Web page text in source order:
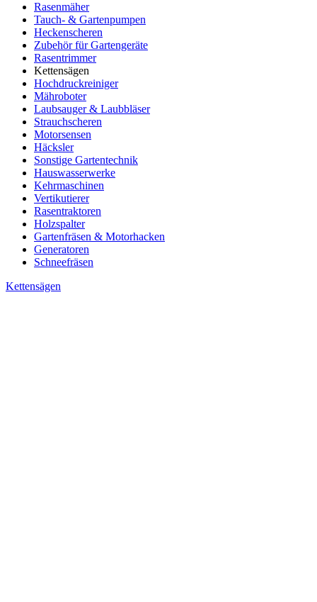
Rasenmäher
Tauch- & Gartenpumpen
Heckenscheren
Zubehör für Gartengeräte
Rasentrimmer
Kettensägen
Hochdruckreiniger
Mähroboter
Laubsauger & Laubbläser
Strauchscheren
Motorsensen
Häcksler
Sonstige Gartentechnik
Hauswasserwerke
Kehrmaschinen
Vertikutierer
Rasentraktoren
Holzspalter
Gartenfräsen & Motorhacken
Generatoren
Schneefräsen
Kettensägen